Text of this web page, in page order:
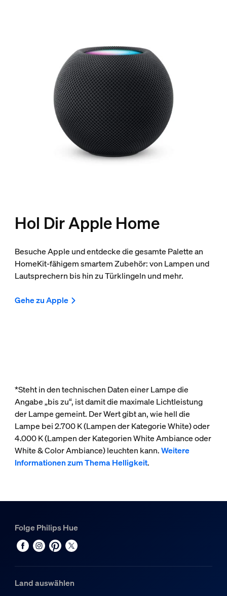
Hol Dir Apple Home
Besuche Apple und entdecke die gesamte Palette an
HomeKit-fähigem smartem Zubehör: von Lampen und
Lautsprechern bis hin zu Türklingeln und mehr.
Gehe zu Apple
*Steht in den technischen Daten einer Lampe die
Angabe „bis zu“, ist damit die maximale Lichtleistung
der Lampe gemeint. Der Wert gibt an, wie hell die
Lampe bei 2.700 K (Lampen der Kategorie White) oder
4.000 K (Lampen der Kategorien White Ambiance oder
White & Color Ambiance) leuchten kann.Weitere
Informationen zum Thema Helligkeit.
Folge Philips Hue
Land auswählen